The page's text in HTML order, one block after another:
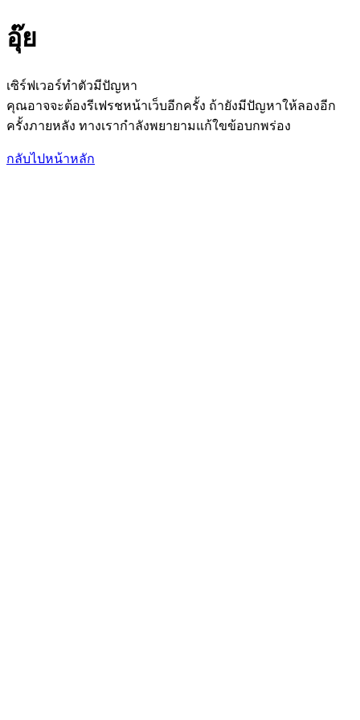
อุ๊ย
เซิร์ฟเวอร์ทำตัวมีปัญหา
คุณอาจจะต้องรีเฟรชหน้าเว็บอีกครั้ง ถ้ายังมีปัญหาให้ลองอีก
ครั้งภายหลัง ทางเรากำลังพยายามแก้ใขข้อบกพร่อง
กลับไปหน้าหลัก